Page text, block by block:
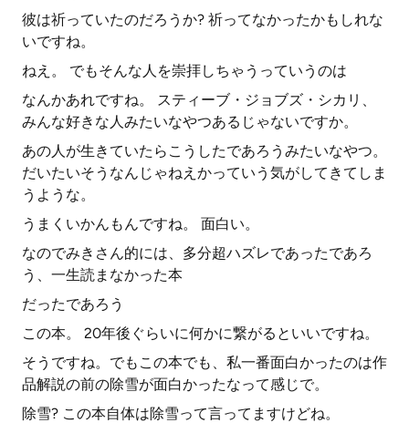
彼は祈っていたのだろうか? 祈ってなかったかもしれな
いですね。
ねえ。 でもそんな人を崇拝しちゃうっていうのは
なんかあれですね。 スティーブ・ジョブズ・シカリ、
みんな好きな人みたいなやつあるじゃないですか。
あの人が生きていたらこうしたであろうみたいなやつ。
だいたいそうなんじゃねえかっていう気がしてきてしま
うような。
うまくいかんもんですね。 面白い。
なのでみきさん的には、多分超ハズレであったであろ
う、一生読まなかった本
だったであろう
この本。 20年後ぐらいに何かに繋がるといいですね。
そうですね。でもこの本でも、私一番面白かったのは作
品解説の前の除雪が面白かったなって感じで。
除雪? この本自体は除雪って言ってますけどね。